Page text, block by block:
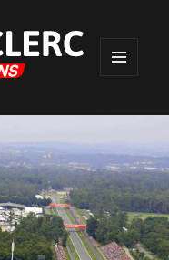
WIDGETS